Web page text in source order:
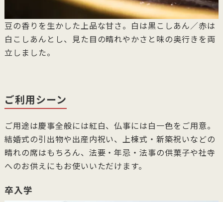
豆の香りを生かした上品な甘さ。白は黒こしあん／赤は
白こしあんとし、見た目の晴れやかさと味の奥行きを両
立しました。
ご利用シーン
ご用途は慶事全般には紅白、仏事には白一色をご用意。
結婚式の引出物や出産内祝い、上棟式・新築祝いなどの
晴れの席はもちろん、法要・年忌・法事の供菓子や社寺
へのお供えにもお使いいただけます。
卒入学